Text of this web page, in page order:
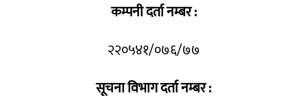
कम्पनी दर्ता नम्बर :
२२०५४१/०७६/७७
सूचना विभाग दर्ता नम्बर :